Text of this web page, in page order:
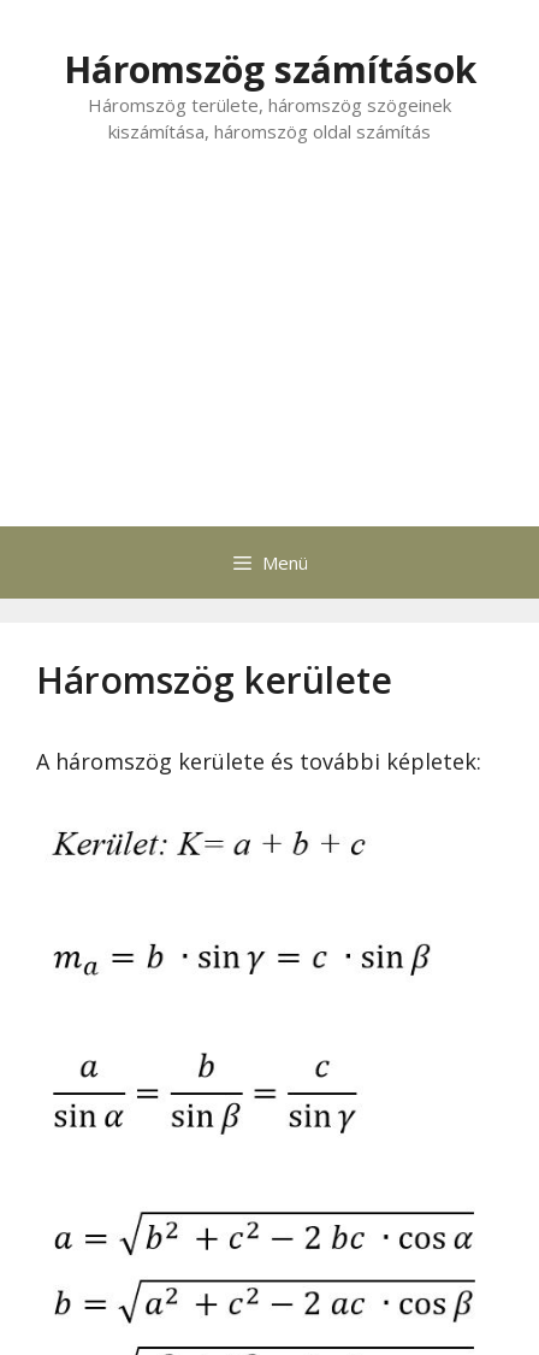
tartalombaHáromszög számítások
Háromszög területe, háromszög szögeinek
kiszámítása, háromszög oldal számítás
Menü
Háromszög kerülete
A háromszög kerülete és további képletek: